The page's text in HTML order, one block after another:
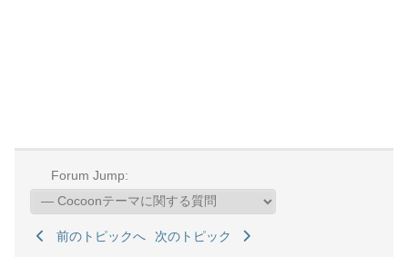
Forum Jump:
前のトピックへ 次のトピック